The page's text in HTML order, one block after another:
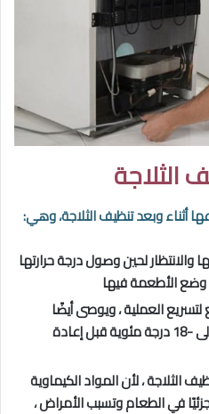
الثلاجة
أثناء وبعد تنظيف الثلاجة، وهي:
والانتظار لحين وصول درجة حرارتها
لتسريع العملية ، ويوصى أيضًا
بالتحقق من وصول الثلاجة إلى -18 درجة مئوية قبل إعادة
الثلاجة ، لأن المواد الكيماوية
في الطعام وتسبب الأمراض ،